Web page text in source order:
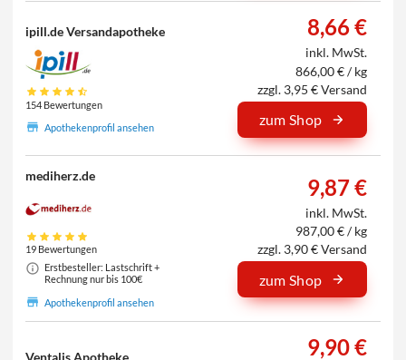
ipill.de Versandapotheke
154 Bewertungen
Apothekenprofil ansehen
8,66 €
inkl. MwSt.
866,00 € / kg
zzgl. 3,95 € Versand
zum Shop
mediherz.de
19 Bewertungen
Erstbesteller: Lastschrift +
Rechnung nur bis 100€
Apothekenprofil ansehen
9,87 €
inkl. MwSt.
987,00 € / kg
zzgl. 3,90 € Versand
zum Shop
Ventalis Apotheke 9,90 €